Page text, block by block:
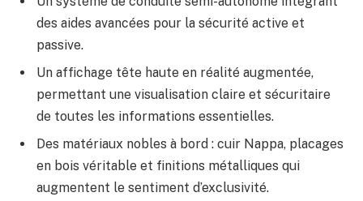
des aides avancées pour la sécurité active et
passive.
Un affichage tête haute en réalité augmentée,
permettant une visualisation claire et sécuritaire
de toutes les informations essentielles.
Des matériaux nobles à bord : cuir Nappa, placages
en bois véritable et finitions métalliques qui
augmentent le sentiment d’exclusivité.